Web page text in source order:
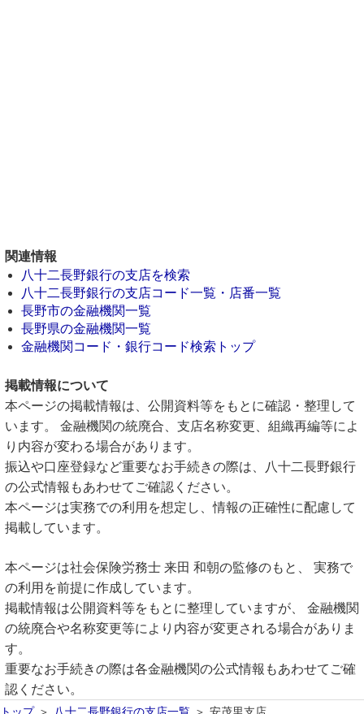
関連情報
八十二長野銀行の支店を検索
八十二長野銀行の支店コード一覧・店番一覧
長野市の金融機関一覧
長野県の金融機関一覧
金融機関コード・銀行コード検索トップ
掲載情報について
本ページの掲載情報は、公開資料等をもとに確認・整理して
います。 金融機関の統廃合、支店名称変更、組織再編等によ
り内容が変わる場合があります。
振込や口座登録など重要なお手続きの際は、八十二長野銀行
の公式情報もあわせてご確認ください。
本ページは実務での利用を想定し、情報の正確性に配慮して
掲載しています。
本ページは社会保険労務士 来田 和朝の監修のもと、 実務で
の利用を前提に作成しています。
掲載情報は公開資料等をもとに整理していますが、 金融機関
の統廃合や名称変更等により内容が変更される場合がありま
す。
重要なお手続きの際は各金融機関の公式情報もあわせてご確
認ください。